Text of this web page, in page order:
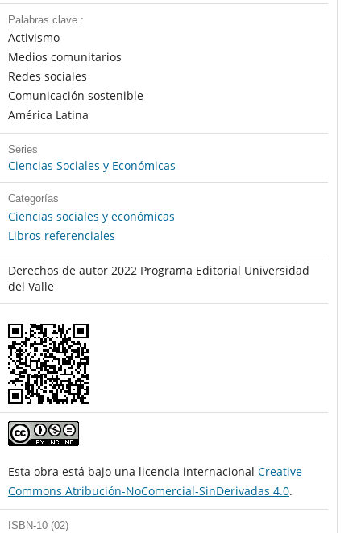
Palabras clave :
Activismo
Medios comunitarios
Redes sociales
Comunicación sostenible
América Latina
Series
Ciencias Sociales y Económicas
Categorías
Ciencias sociales y económicas
Libros referenciales
Derechos de autor 2022 Programa Editorial Universidad
del Valle
Esta obra está bajo una licencia internacional Creative
Commons Atribución-NoComercial-SinDerivadas 4.0.
ISBN-10 (02)